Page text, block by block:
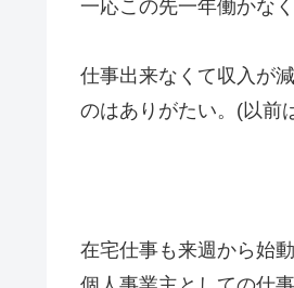
一応この先一年働かな
仕事出来なくて収入が
のはありがたい。(以前
在宅仕事も来週から始